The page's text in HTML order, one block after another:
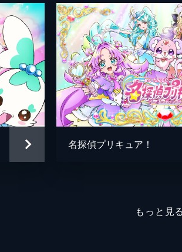
名探偵プリキュア！
もっと見る